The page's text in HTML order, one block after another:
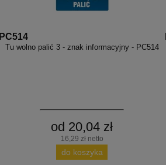
PC514
Tu wolno palić 3 - znak informacyjny - PC514
od 20,04 zł
16,29 zł netto
do koszyka